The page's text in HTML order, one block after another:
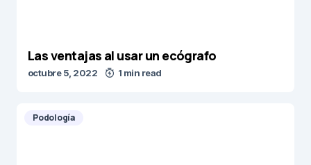
Las ventajas al usar un ecógrafo
octubre 5, 2022 1 min read
Podología